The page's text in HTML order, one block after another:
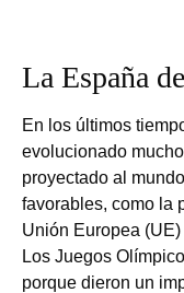
La España
En los últimos
evolucionado
proyectado al
favorables, como la
Unión Europea
Los Juegos
porque dieron un